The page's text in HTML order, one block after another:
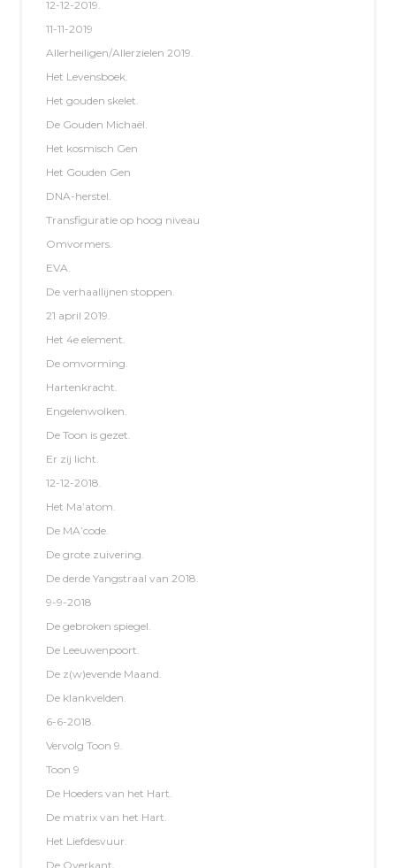
12-12-2019.
11-11-2019
Allerheiligen/Allerzielen 2019.
Het Levensboek.
Het gouden skelet.
De Gouden Michaël.
Het kosmisch Gen
Het Gouden Gen
DNA-herstel.
Transfiguratie op hoog niveau
Omvormers.
EVA.
De verhaallijnen stoppen.
21 april 2019.
Het 4e element.
De omvorming.
Hartenkracht.
Engelenwolken.
De Toon is gezet.
Er zij licht.
12-12-2018.
Het Ma’atom.
De MA’code.
De grote zuivering.
De derde Yangstraal van 2018.
9-9-2018
De gebroken spiegel.
De Leeuwenpoort.
De z(w)evende Maand.
De klankvelden.
6-6-2018.
Vervolg Toon 9.
Toon 9
De Hoeders van het Hart.
De matrix van het Hart.
Het Liefdesvuur.
De Overkant.